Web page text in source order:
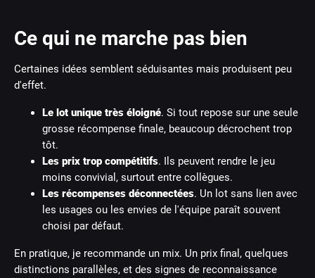
Ce qui ne marche pas bien
Certaines idées semblent séduisantes mais produisent peu
d'effet.
Le lot unique très éloigné. Si tout repose sur une seule
grosse récompense finale, beaucoup décrochent trop
tôt.
Les prix trop compétitifs. Ils peuvent rendre le jeu
moins convivial, surtout entre collègues.
Les récompenses déconnectées. Un lot sans lien avec
les usages ou les envies de l'équipe paraît souvent
choisi par défaut.
En pratique, je recommande un mix. Un prix final, quelques
distinctions parallèles, et des signes de reconnaissance